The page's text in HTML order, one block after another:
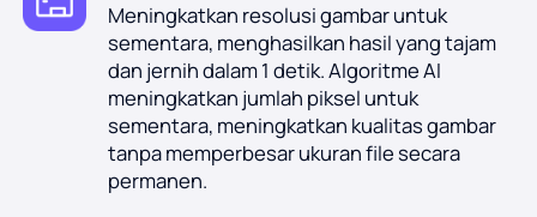
Meningkatkan resolusi gambar untuk
sementara, menghasilkan hasil yang tajam
dan jernih dalam 1 detik. Algoritme AI
meningkatkan jumlah piksel untuk
sementara, meningkatkan kualitas gambar
tanpa memperbesar ukuran file secara
permanen.